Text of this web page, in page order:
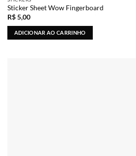
Sticker Sheet Wow Fingerboard
R$5,00
ADICIONAR AO CARRINHO